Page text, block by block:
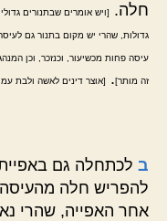
חלה.
[ויש אומרים שבתנורים
גדולות, שהרי יש מקום בתנור גם
עיסה פחות מכשיעור, וכנזכר, וכן
זה מותר]. [אוצר דינים לאשה ולבת
ב לכתחלה גם
להפריש חלה
אחר האפייה, שהרי